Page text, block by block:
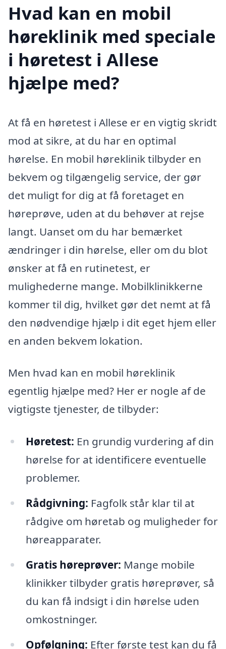
Hvad kan en mobil
høreklinik med speciale
i høretest i Allese
hjælpe med?
At få en høretest i Allese er en vigtig skridt
mod at sikre, at du har en optimal
hørelse. En mobil høreklinik tilbyder en
bekvem og tilgængelig service, der gør
det muligt for dig at få foretaget en
høreprøve, uden at du behøver at rejse
langt. Uanset om du har bemærket
ændringer i din hørelse, eller om du blot
ønsker at få en rutinetest, er
mulighederne mange. Mobilklinikkerne
kommer til dig, hvilket gør det nemt at få
den nødvendige hjælp i dit eget hjem eller
en anden bekvem lokation.
Men hvad kan en mobil høreklinik
egentlig hjælpe med? Her er nogle af de
vigtigste tjenester, de tilbyder:
Høretest: En grundig vurdering af din
hørelse for at identificere eventuelle
problemer.
Rådgivning: Fagfolk står klar til at
rådgive om høretab og muligheder for
høreapparater.
Gratis høreprøver: Mange mobile
klinikker tilbyder gratis høreprøver, så
du kan få indsigt i din hørelse uden
omkostninger.
Opfølgning: Efter første test kan du få